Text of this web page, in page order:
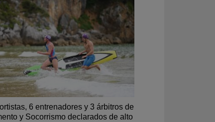
6 entrenadores y 3 árbitros de
y Socorrismo declarados de alto